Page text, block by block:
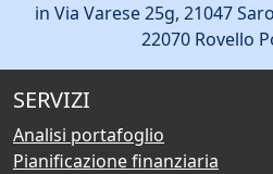
in Via Varese 25g, 21047
22070 Rovello
SERVIZI
Analisi portafoglio
Pianificazione finanziaria